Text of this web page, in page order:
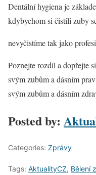
Dentální hygiena je
kdybychom si čistili zuby
nevyčistíme tak jako
Poznejte rozdíl a dopřejte
svým zubům a dásním
svým zubům a dásním
Posted by:
Categories: Zprávy
Tags: AktualityCZ, Bělení